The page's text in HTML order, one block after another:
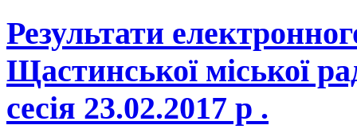
Результати
Щастинської міської
сесія 23.02.2017 р .